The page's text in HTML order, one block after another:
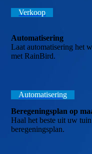
Verkoop
Automatisering
Laat automatisering het
met RainBird.
Automatisering
Beregeningsplan op
Haal het beste uit uw
beregeningsplan.